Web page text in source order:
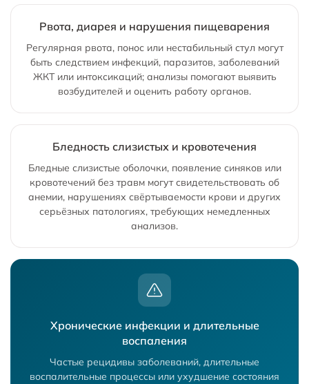
Рвота, диарея и нарушения пищеварения
Регулярная рвота, понос или нестабильный стул могут
быть следствием инфекций, паразитов, заболеваний
ЖКТ или интоксикаций; анализы помогают выявить
возбудителей и оценить работу органов.
Бледность слизистых и кровотечения
Бледные слизистые оболочки, появление синяков или
кровотечений без травм могут свидетельствовать об
анемии, нарушениях свёртываемости крови и других
серьёзных патологиях, требующих немедленных
анализов.
Хронические инфекции и длительные
воспаления
Частые рецидивы заболеваний, длительные
воспалительные процессы или ухудшение состояния